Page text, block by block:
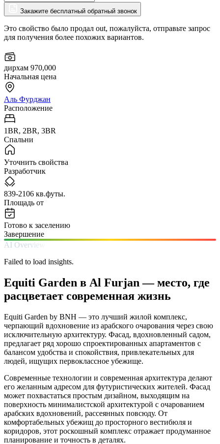
Закажите бесплатный обратный звонок
Это свойство было продал out, пожалуйста, отправьте запрос
для получения более похожих вариантов.
дирхам 970,000
Начальная цена
Аль Фурджан
Расположение
1BR, 2BR, 3BR
Спальни
Уточнить свойства
Разработчик
839-2106 кв.футы.
Площадь от
Готово к заселению
Завершение
AI Overview
Failed to load insights.
Equiti Garden в Al Furjan — место, где
расцветает современная жизнь
Equiti Garden by BNH — это лучший жилой комплекс,
черпающий вдохновение из арабского очарования через свою
исключительную архитектуру. Фасад, вдохновленный садом,
предлагает ряд хорошо спроектированных апартаментов с
балансом удобства и спокойствия, привлекательных для
людей, ищущих первоклассное убежище.
Современные технологии и современная архитектура делают
его желанным адресом для футуристических жителей. Фасад
может похвастаться простым дизайном, выходящим на
поверхность минималистской архитектурой с очарованием
арабских вдохновений, рассеянных повсюду. От
комфортабельных убежищ до просторного вестибюля и
коридоров, этот роскошный комплекс отражает продуманное
планирование и точность в деталях.